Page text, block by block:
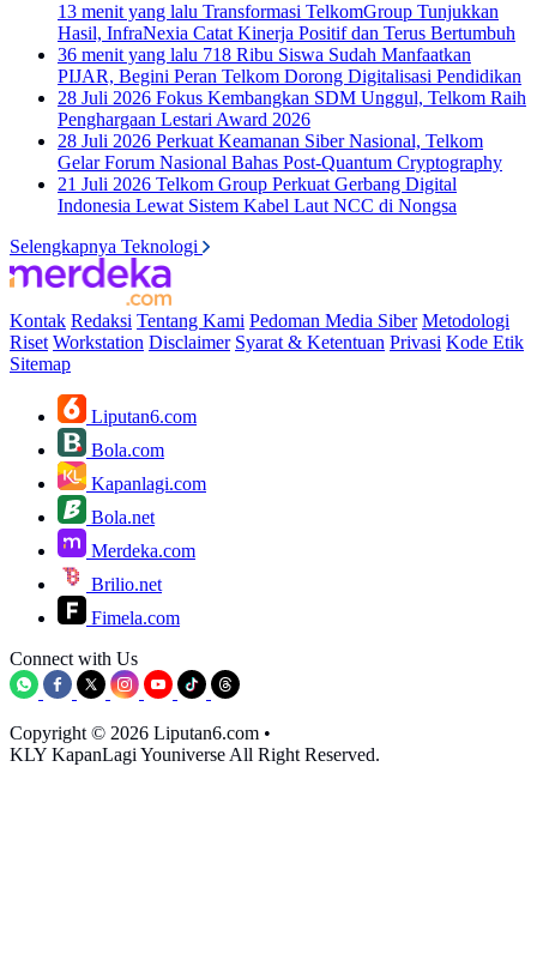
13 menit yang lalu Transformasi TelkomGroup Tunjukkan
Hasil, InfraNexia Catat Kinerja Positif dan Terus Bertumbuh
36 menit yang lalu 718 Ribu Siswa Sudah Manfaatkan
PIJAR, Begini Peran Telkom Dorong Digitalisasi Pendidikan
28 Juli 2026 Fokus Kembangkan SDM Unggul, Telkom Raih
Penghargaan Lestari Award 2026
28 Juli 2026 Perkuat Keamanan Siber Nasional, Telkom
Gelar Forum Nasional Bahas Post-Quantum Cryptography
21 Juli 2026 Telkom Group Perkuat Gerbang Digital
Indonesia Lewat Sistem Kabel Laut NCC di Nongsa
Selengkapnya Teknologi
Kontak Redaksi Tentang Kami Pedoman Media Siber Metodologi
Riset Workstation Disclaimer Syarat & Ketentuan Privasi Kode Etik
Sitemap
Liputan6.com
Bola.com
Kapanlagi.com
Bola.net
Merdeka.com
Brilio.net
Fimela.com
Connect with Us
Copyright © 2026 Liputan6.com •
KLY KapanLagi Youniverse All Right Reserved.